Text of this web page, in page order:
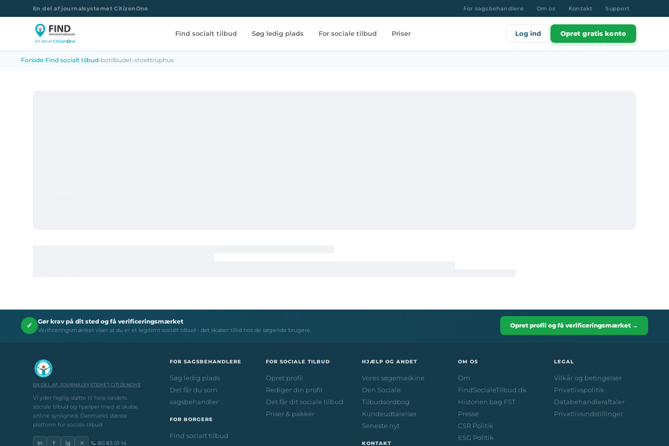
En del af journalsystemet CitizenOne For sagsbehandlere Om os Kontakt Support
Find socialt tilbud Søg ledig plads For sociale tilbud Priser Log ind Opret gratis konto
Forside›Find socialt tilbud›botilbudet-stoettruphus
✓ Gør krav på dit sted og få verificeringsmærket
Verificeringsmærket viser at du er et legitimt socialt tilbud - det skaber tillid hos de søgende brugere.
Opret profil og få verificeringsmærket →
EN DEL AF JOURNALSYSTEMET CITIZENONE
Vi yder faglig støtte til hele landets
sociale tilbud og hjælper med at skabe
online synlighed. Danmarks største
platform for sociale tilbud.
in f ig ✕ 📞 80 83 01 14
FOR SAGSBEHANDLERE
Søg ledig plads
Det får du som
sagsbehandler
FOR BORGERE
Find socialt tilbud
FOR SOCIALE TILBUD
Opret profil
Rediger din profil
Det får dit sociale tilbud
Priser & pakker
HJÆLP OG ANDET
Vores søgemaskine
Den Sociale
Tilbudsordbog
Kundeudtalelser
Seneste nyt
KONTAKT
OM OS
Om
FindSocialeTilbud.dk
Historien bag FST
Presse
CSR Politik
ESG Politik
LEGAL
Vilkår og betingelser
Privatlivspolitik
Databehandleraftaler
Privatlivsindstillinger